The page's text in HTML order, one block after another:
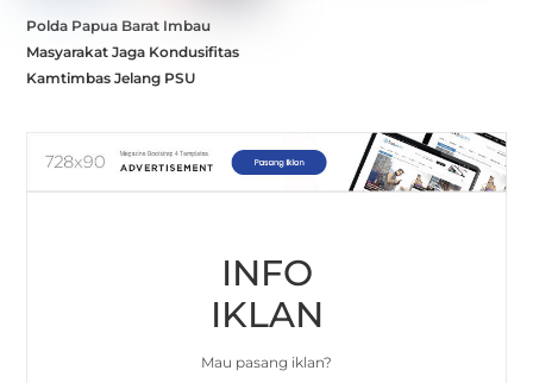
Polda Papua Barat Imbau
Masyarakat Jaga Kondusifitas
Kamtimbas Jelang PSU
INFO
IKLAN
Mau pasang iklan?